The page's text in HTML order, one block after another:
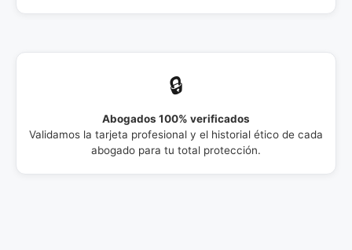
🔒
Abogados 100% verificados
Validamos la tarjeta profesional y el historial ético de cada
abogado para tu total protección.